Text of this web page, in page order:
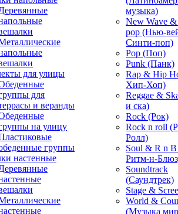
для улицы
для
и веранды
на улицу
группы
настенные
музыка)
New Wave
pop (Нью-
Синти-поп)
Pop (Поп)
Punk (Панк)
Rap & Hip
Хип-Хоп)
Reggae &
и ска)
Rock (Рок)
Rock n roll
Ролл)
Soul & R n
Ритм-н-
Soundtrack
(Саундтрек)
Stage &
World &
(Музыка